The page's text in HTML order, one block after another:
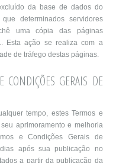
da base de dados do
determinados servidores
uma cópia das páginas
Esta ação se realiza com a
de tráfego destas páginas.
CONDIÇÕES GERAIS DE
tempo, estes Termos e
aprimoramento e melhoria
e Condições Gerais de
após sua publicação no
a partir da publicação da